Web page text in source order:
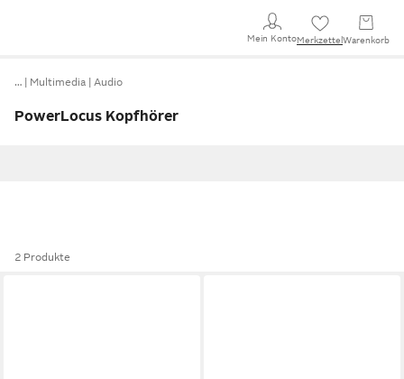
Mein KontoMerkzettel Warenkorb
… Multimedia Audio
PowerLocus Kopfhörer
2 Produkte